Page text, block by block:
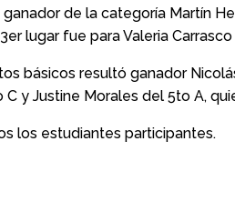
de la categoría Martín
lugar fue para Valeria
básicos resultó ganador
y Justine Morales del 5to A,
los estudiantes participantes.